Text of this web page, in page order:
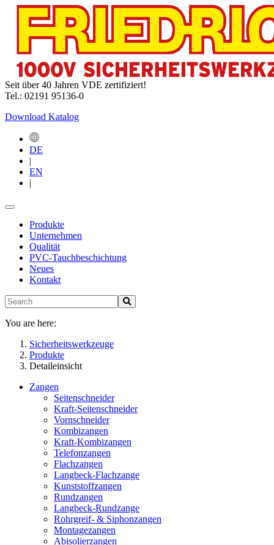
Seit über 40 Jahren VDE zertifiziert!
Tel.: 02191 95136-0
Download Katalog
DE
|
EN
|
Produkte
Unternehmen
Qualität
PVC-Tauchbeschichtung
Neues
Kontakt
You are here:
Sicherheitswerkzeuge
Produkte
Detaileinsicht
Zangen
Seitenschneider
Kraft-Seitenschneider
Vornschneider
Kombizangen
Kraft-Kombizangen
Telefonzangen
Flachzangen
Langbeck-Flachzange
Kunststoffzangen
Rundzangen
Langbeck-Rundzange
Rohrgreif- & Siphonzangen
Montagezangen
Abisolierzangen